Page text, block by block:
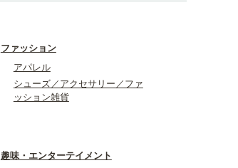
ファッション
アパレル
シューズ／アクセサリー／ファ
ッション雑貨
趣味・エンターテイメント